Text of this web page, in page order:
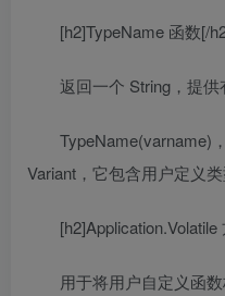
[h2]TypeName 函数[/
返回一个 String，提供
TypeName(varname)
Variant，它包含用户定义
[h2]Application.Volatile
用于将用户自定义函